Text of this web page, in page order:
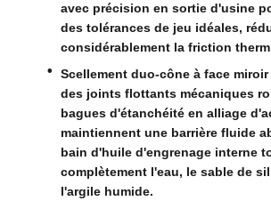
avec précision en sortie d'usine
des tolérances de jeu idéales,
considérablement la friction
Scellement duo-cône à face miroir
des joints flottants mécaniques
bagues d'étanchéité en alliage
maintiennent une barrière fluide
bain d'huile d'engrenage interne
complètement l'eau, le sable de
l'argile humide.